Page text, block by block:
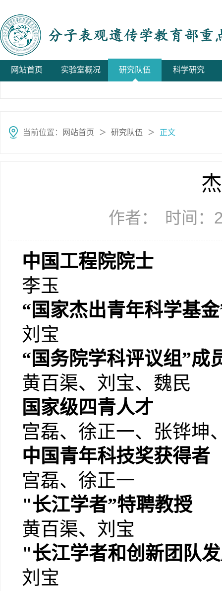
网站首页 实验室概况 研究队伍 科学研究
当前位置： 网站首页 ＞ 研究队伍 ＞ 正文
作者： 时间：
中国工程院院士
李玉
“国家杰出青年科学基
刘宝
“国务院学科评议组”成
黄百渠、刘宝、魏民
国家级四青人才
宫磊、徐正一、张铧坤
中国青年科技奖获得者
宫磊、徐正一
"长江学者”特聘教授
黄百渠、刘宝
"长江学者和创新团队
刘宝